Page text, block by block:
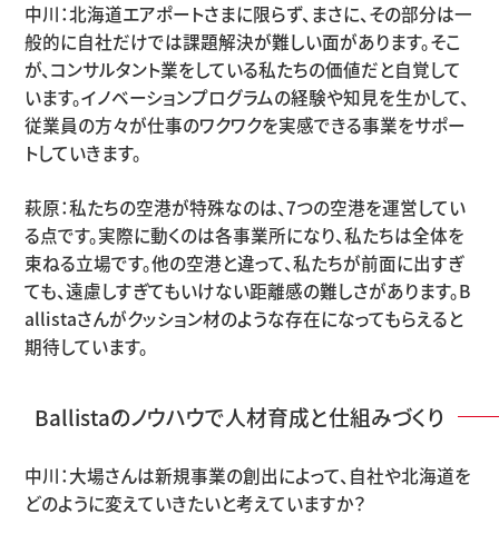
中川：北海道エアポートさまに限らず、まさに、その部分は一
般的に自社だけでは課題解決が難しい面があります。そこ
が、コンサルタント業をしている私たちの価値だと自覚して
います。イノベーションプログラムの経験や知見を生かして、
従業員の方々が仕事のワクワクを実感できる事業をサポー
トしていきます。
萩原：私たちの空港が特殊なのは、7つの空港を運営してい
る点です。実際に動くのは各事業所になり、私たちは全体を
束ねる立場です。他の空港と違って、私たちが前面に出すぎ
ても、遠慮しすぎてもいけない距離感の難しさがあります。B
allistaさんがクッション材のような存在になってもらえると
期待しています。
Ballistaのノウハウで人材育成と仕組みづくり
中川：大場さんは新規事業の創出によって、自社や北海道を
どのように変えていきたいと考えていますか？